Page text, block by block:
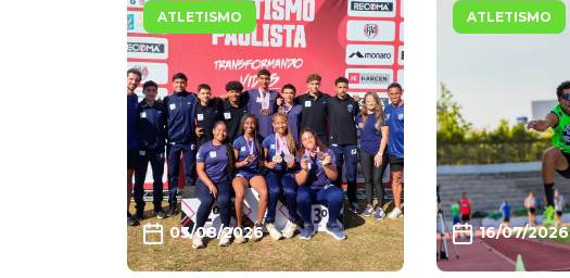
ATLETISMO
03/08/2026
ATLETISMO
16/07/2026